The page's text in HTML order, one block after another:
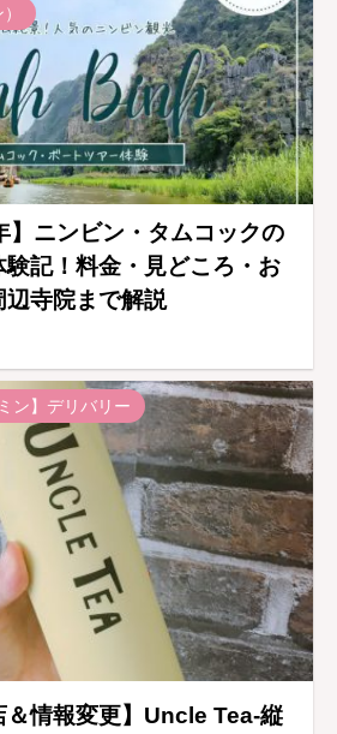
】ニンビン・タムコックの
記！料金・見どころ・お
寺院まで解説
ン】デリバリー
＆情報変更】Uncle Tea-縦